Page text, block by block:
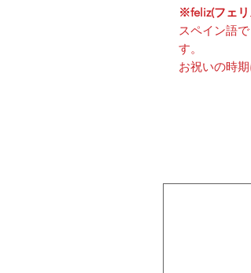
※feliz(フェリ
スペイン語
す。
お祝いの時